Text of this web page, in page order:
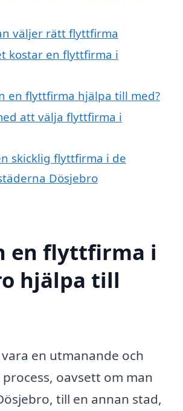
väljer rätt flyttfirma
kostar en flyttfirma i
en flyttfirma hjälpa till med?
att välja flyttfirma i
skicklig flyttfirma i de
Dösjebro
en flyttfirma i
hjälpa till
en utmanande och
oavsett om man
till en annan stad,